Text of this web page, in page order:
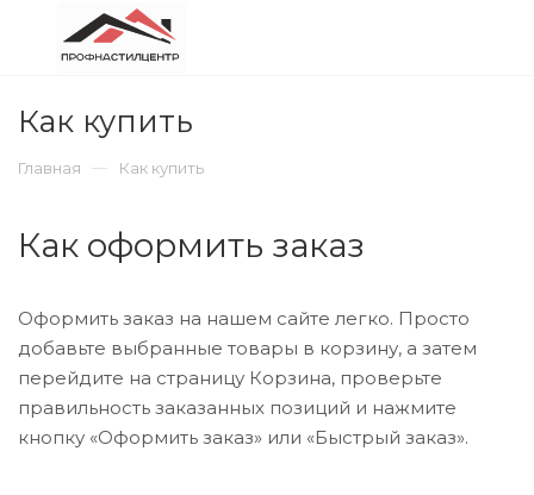
Как купить
Главная Как купить
Как оформить заказ
Оформить заказ на нашем сайте легко. Просто
добавьте выбранные товары в корзину, а затем
перейдите на страницу Корзина, проверьте
правильность заказанных позиций и нажмите
кнопку «Оформить заказ» или «Быстрый заказ».
Назад
Каталог
Утеплитель
Доборные элементы
Водосточная система
Фасадные
Сайдинг
Назад
Как купить
Условия доставки
Гарантия на товар
Назад
Телефоны
Заказать звонок